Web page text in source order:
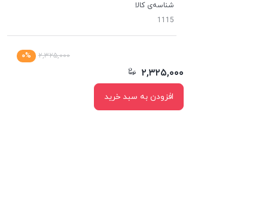
شناسه‌ی کالا
1115
۲,۳۲۵,۰۰۰ ۰%
۲,۳۲۵,۰۰۰
افزودن به سبد خرید